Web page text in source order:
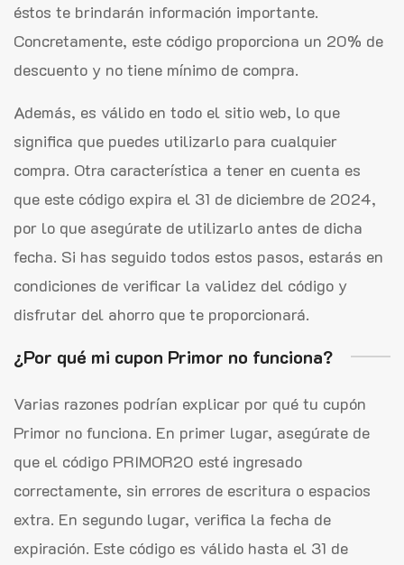
éstos te brindarán información importante.
Concretamente, este código proporciona un 20% de
descuento y no tiene mínimo de compra.
Además, es válido en todo el sitio web, lo que
significa que puedes utilizarlo para cualquier
compra. Otra característica a tener en cuenta es
que este código expira el 31 de diciembre de 2024,
por lo que asegúrate de utilizarlo antes de dicha
fecha. Si has seguido todos estos pasos, estarás en
condiciones de verificar la validez del código y
disfrutar del ahorro que te proporcionará.
¿Por qué mi cupon Primor no funciona?
Varias razones podrían explicar por qué tu cupón
Primor no funciona. En primer lugar, asegúrate de
que el código PRIMOR20 esté ingresado
correctamente, sin errores de escritura o espacios
extra. En segundo lugar, verifica la fecha de
expiración. Este código es válido hasta el 31 de